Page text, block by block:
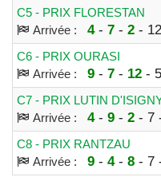
C5 - PRIX FLORESTAN
Arrivée :
4- 7- 2-
C6 - PRIX OURASI
Arrivée :
9- 7- 12-
C7 - PRIX LUTIN
Arrivée :
4- 9- 2- 7
C8 - PRIX RANTZAU
Arrivée :
9- 4- 8- 7